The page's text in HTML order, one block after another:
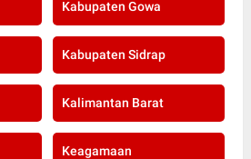
Kabupaten Gowa
Kabupaten Sidrap
Kalimantan Barat
Keagamaan